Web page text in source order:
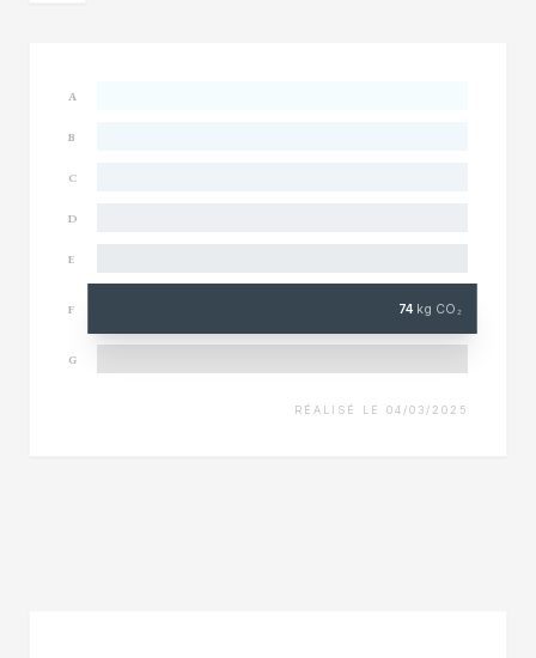
A
B
C
D
E
F 74 kg CO₂
G
RÉALISÉ LE 04/03/2025